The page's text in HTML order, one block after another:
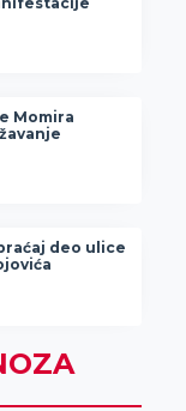
Momira
deo ulice